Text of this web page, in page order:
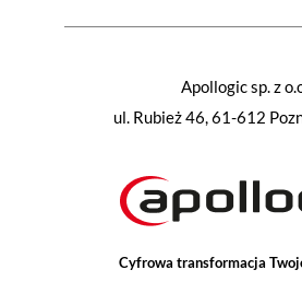
Cyfrowa transformacja
Apollogic sp. z
ul. Rubież 46, 61-612